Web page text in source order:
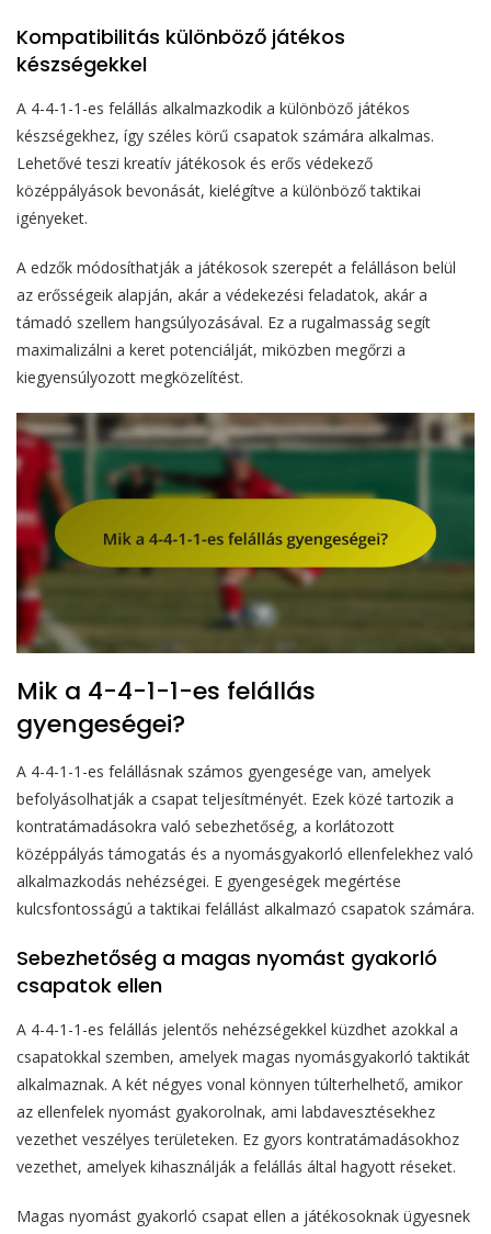
Kompatibilitás különböző játékos
készségekkel
A 4-4-1-1-es felállás alkalmazkodik a különböző játékos
készségekhez, így széles körű csapatok számára alkalmas.
Lehetővé teszi kreatív játékosok és erős védekező
középpályások bevonását, kielégítve a különböző taktikai
igényeket.
A edzők módosíthatják a játékosok szerepét a felálláson belül
az erősségeik alapján, akár a védekezési feladatok, akár a
támadó szellem hangsúlyozásával. Ez a rugalmasság segít
maximalizálni a keret potenciálját, miközben megőrzi a
kiegyensúlyozott megközelítést.
Mik a 4-4-1-1-es felállás
gyengeségei?
A 4-4-1-1-es felállásnak számos gyengesége van, amelyek
befolyásolhatják a csapat teljesítményét. Ezek közé tartozik a
kontratámadásokra való sebezhetőség, a korlátozott
középpályás támogatás és a nyomásgyakorló ellenfelekhez való
alkalmazkodás nehézségei. E gyengeségek megértése
kulcsfontosságú a taktikai felállást alkalmazó csapatok számára.
Sebezhetőség a magas nyomást gyakorló
csapatok ellen
A 4-4-1-1-es felállás jelentős nehézségekkel küzdhet azokkal a
csapatokkal szemben, amelyek magas nyomásgyakorló taktikát
alkalmaznak. A két négyes vonal könnyen túlterhelhető, amikor
az ellenfelek nyomást gyakorolnak, ami labdavesztésekhez
vezethet veszélyes területeken. Ez gyors kontratámadásokhoz
vezethet, amelyek kihasználják a felállás által hagyott réseket.
Magas nyomást gyakorló csapat ellen a játékosoknak ügyesnek